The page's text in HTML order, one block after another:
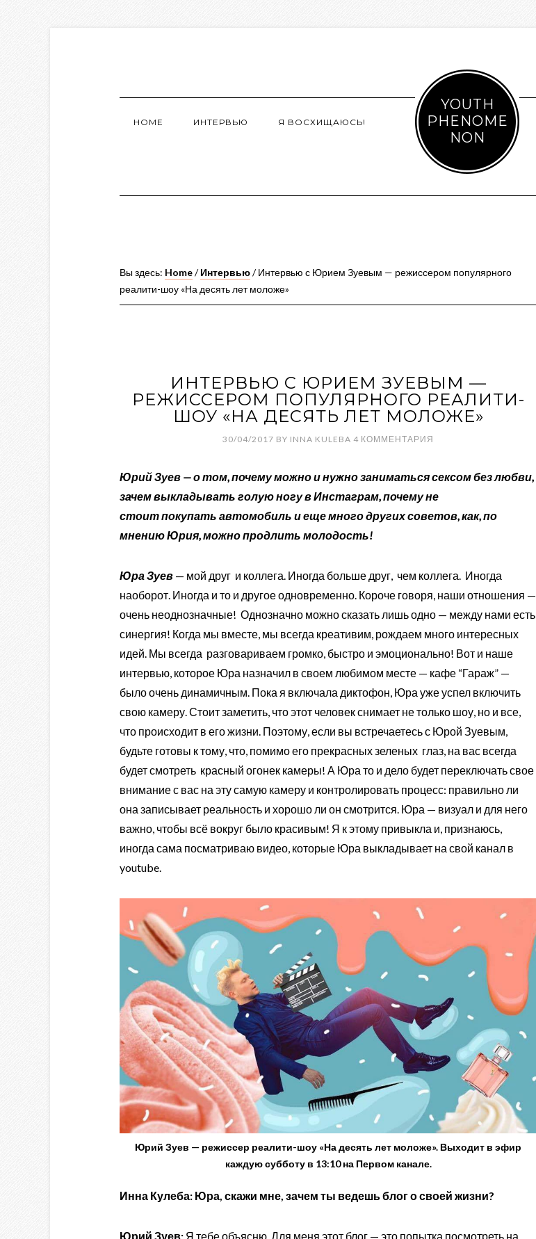
YOUTH
PHENOME
NON
HOME ИНТЕРВЬЮ Я ВОСХИЩАЮСЬ!
Вы здесь: Home/ Интервью/Интервью с Юрием Зуевым — режиссером популярного
реалити-шоу «На десять лет моложе»
ИНТЕРВЬЮ С ЮРИЕМ ЗУЕВЫМ —
РЕЖИССЕРОМ ПОПУЛЯРНОГО РЕАЛИТИ-
ШОУ «НА ДЕСЯТЬ ЛЕТ МОЛОЖЕ»
30/04/2017 BY INNA KULEBA 4 КОММЕНТАРИЯ
Юрий Зуев — о том, почему можно и нужно заниматься сексом без любви,
зачем выкладывать голую ногу в Инстаграм, почему не
стоит покупать автомобиль и еще много других советов, как, по
мнению Юрия, можно продлить молодость!
Юра Зуев — мой друг и коллега. Иногда больше друг, чем коллега. Иногда
наоборот. Иногда и то и другое одновременно. Короче говоря, наши отношения —
очень неоднозначные! Однозначно можно сказать лишь одно — между нами есть
синергия! Когда мы вместе, мы всегда креативим, рождаем много интересных
идей. Мы всегда разговариваем громко, быстро и эмоционально! Вот и наше
интервью, которое Юра назначил в своем любимом месте — кафе “Гараж” —
было очень динамичным. Пока я включала диктофон, Юра уже успел включить
свою камеру. Стоит заметить, что этот человек снимает не только шоу, но и все,
что происходит в его жизни. Поэтому, если вы встречаетесь с Юрой Зуевым,
будьте готовы к тому, что, помимо его прекрасных зеленых глаз, на вас всегда
будет смотреть красный огонек камеры! А Юра то и дело будет переключать свое
внимание с вас на эту самую камеру и контролировать процесс: правильно ли
она записывает реальность и хорошо ли он смотрится. Юра — визуал и для него
важно, чтобы всё вокруг было красивым! Я к этому привыкла и, признаюсь,
иногда сама посматриваю видео, которые Юра выкладывает на свой канал в
youtube.
Юрий Зуев — режиссер реалити-шоу «На десять лет моложе». Выходит в эфир
каждую субботу в 13:10 на Первом канале.
Инна Кулеба: Юра, скажи мне, зачем ты ведешь блог о своей жизни?
Юрий Зуев: Я тебе объясню. Для меня этот блог — это попытка посмотреть на